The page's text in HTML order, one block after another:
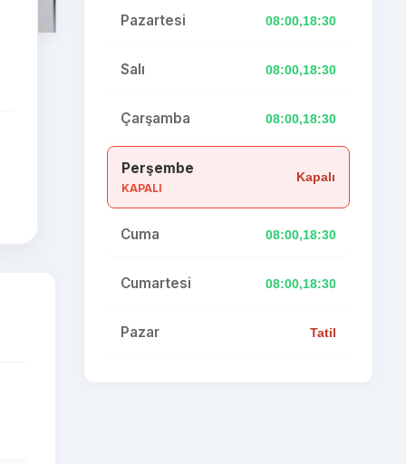
Pazartesi 08:00,18:30
Salı 08:00,18:30
Çarşamba 08:00,18:30
Perşembe
KAPALI
Kapalı
Cuma 08:00,18:30
Cumartesi 08:00,18:30
Pazar Tatil